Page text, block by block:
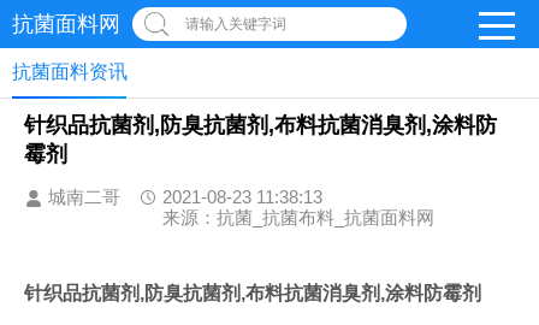
抗菌面料网 请输入关键字词
抗菌面料资讯
针织品抗菌剂,防臭抗菌剂,布料抗菌消臭剂,涂料防
霉剂
城南二哥
2021-08-23 11:38:13
来源：抗菌_抗菌布料_抗菌面料网
针织品抗菌剂,防臭抗菌剂,布料抗菌消臭剂,涂料防霉剂